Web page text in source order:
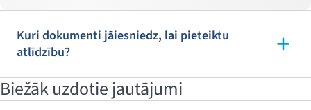
Kuri dokumenti jāiesniedz, lai pieteiktu
atlīdzību?
Biežāk uzdotie jautājumi